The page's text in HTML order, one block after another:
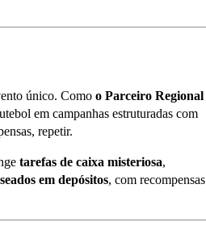
único. Como o Parceiro Regional
em campanhas estruturadas com
repetir.
tarefas de caixa misteriosa,
em depósitos, com recompensas